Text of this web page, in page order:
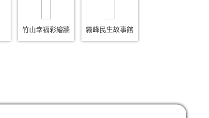
竹山幸福彩繪牆 霧峰民生故事館